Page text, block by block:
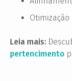
Leia mais:
pertencimento